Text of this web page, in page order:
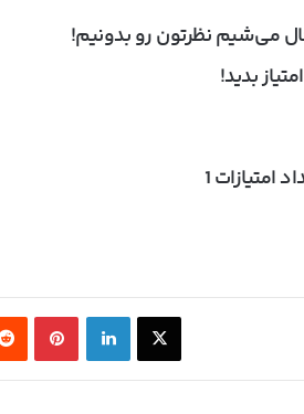
می‌شیم نظرتون رو بدونیم!
بدید!
1
X لینکدین